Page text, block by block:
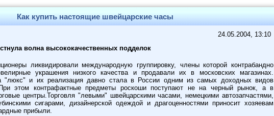
Как купить настоящие швейцарские часы
24.05.2004, 13:10
волна высококачественных подделок
ликвидировали международную группировку, члены которой контрабандно
украшения низкого качества и продавали их в московских магазинах.
"люкс" и их реализация давно стала в России одним из самых доходных видов
При этом контрафактные предметы роскоши поступают не на черный рынок, а в
центры.Торговля "левыми" швейцарскими часами, немецкими автозапчастями,
сигарами, дизайнерской одеждой и драгоценностями приносит хозяевам
прибыли.